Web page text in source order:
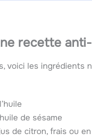
recette
voici les ingrédients
de sésame
de citron, frais ou